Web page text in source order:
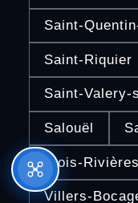
Saint-
Saint-Riquier
Saint-Valery-
Salouël
Trois-Rivières
Villers-